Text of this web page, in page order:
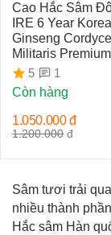
Sâm tươi trải
nhiều thành
Hắc sâm Hàn
Cao Hắc Sâm
IRE 6 Year
Ginseng
Militaris Premium
5
1
Còn hàng
1.200.000 đ
1.050.000 đ